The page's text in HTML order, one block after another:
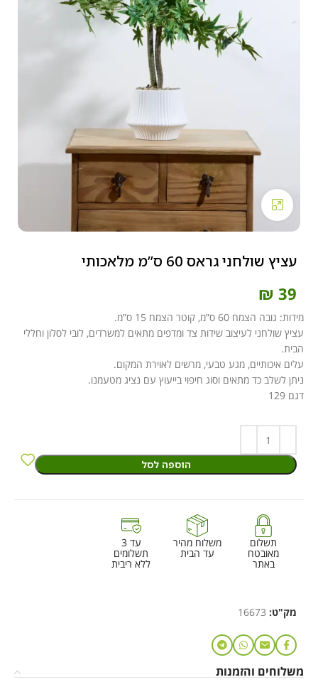
Click to enlarge
עציץ שולחני גראס 60 ס”מ מלאכותי
₪ 39
מידות: גובה הצמח 60 ס”מ, קוטר הצמח 15 ס”מ.
עציץ שולחני לעיצוב שידות צד ומדפים מתאים למשרדים, לובי לסלון וחללי
הבית.
עלים איכותיים, מגע טבעי, מרשים לאוירת המקום.
ניתן לשלב כד מתאים וסוג חיפוי בייעוץ עם נציג מטעמנו.
דגם 129
הוספה לסל
תשלום
מאובטח
באתר
משלוח מהיר
עד הבית
עד 3
תשלומים
ללא ריבית
מק"ט: 16673
משלוחים והזמנות